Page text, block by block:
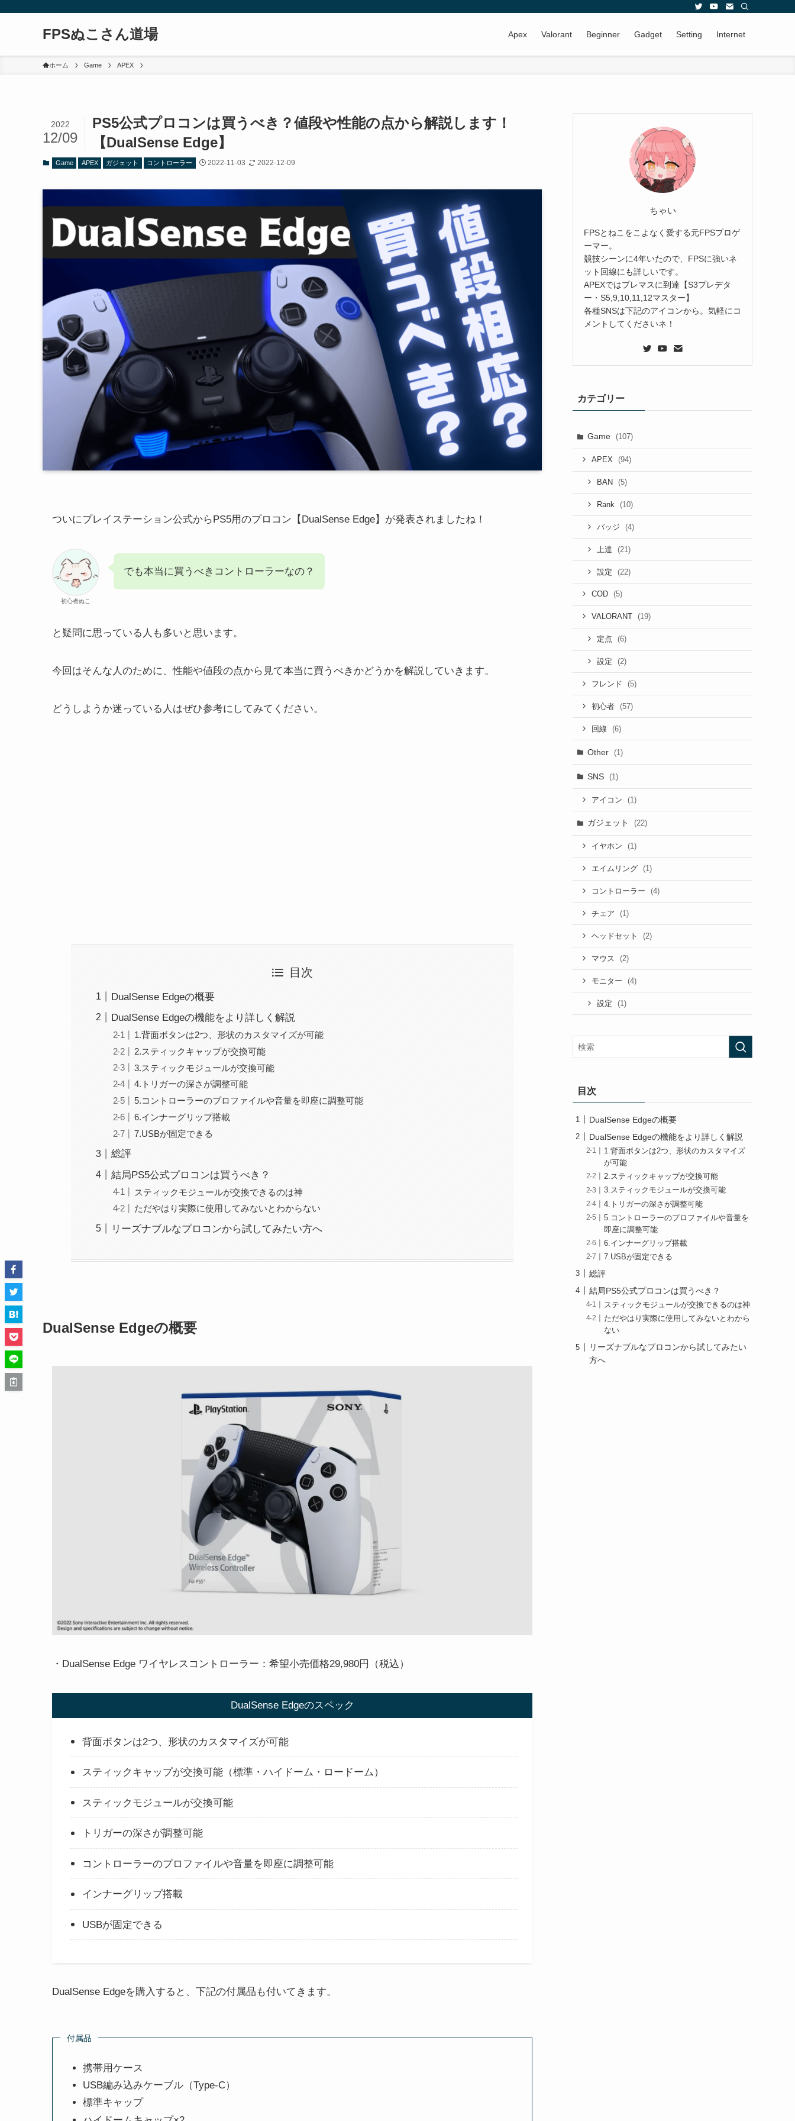
FPSぬこさん道場 Apex Valorant Beginner Gadget Setting Internet
ホーム Game APEX
PS5公式プロコンは買うべき？値段や性能の点から解説します！
【DualSense Edge】
2022
12/09
Game APEX ガジェット コントローラー 2022-11-03 2022-12-09
ついにプレイステーション公式からPS5用のプロコン【DualSense Edge】が発表されましたね！
初心者ぬこ
でも本当に買うべきコントローラーなの？
と疑問に思っている人も多いと思います。
今回はそんな人のために、性能や値段の点から見て本当に買うべきかどうかを解説していきます。
どうしようか迷っている人はぜひ参考にしてみてください。
目次
DualSense Edgeの概要
DualSense Edgeの機能をより詳しく解説
1.背面ボタンは2つ、形状のカスタマイズが可能
2.スティックキャップが交換可能
3.スティックモジュールが交換可能
4.トリガーの深さが調整可能
5.コントローラーのプロファイルや音量を即座に調整可能
6.インナーグリップ搭載
7.USBが固定できる
総評
結局PS5公式プロコンは買うべき？
スティックモジュールが交換できるのは神
ただやはり実際に使用してみないとわからない
リーズナブルなプロコンから試してみたい方へ
DualSense Edgeの概要
・DualSense Edge ワイヤレスコントローラー：希望小売価格29,980円（税込）
DualSense Edgeのスペック
背面ボタンは2つ、形状のカスタマイズが可能
スティックキャップが交換可能（標準・ハイドーム・ロードーム）
スティックモジュールが交換可能
トリガーの深さが調整可能
コントローラーのプロファイルや音量を即座に調整可能
インナーグリップ搭載
USBが固定できる
DualSense Edgeを購入すると、下記の付属品も付いてきます。
付属品
携帯用ケース
USB編み込みケーブル（Type-C）
標準キャップ
ちゃい
FPSとねこをこよなく愛する元FPSプロゲ
ーマー。
競技シーンに4年いたので、FPSに強いネ
ット回線にも詳しいです。
APEXではプレマスに到達【S3プレデタ
ー・S5,9,10,11,12マスター】
各種SNSは下記のアイコンから。気軽にコ
メントしてくださいネ！
カテゴリー
Game (107)
APEX (94)
BAN (5)
Rank (10)
バッジ (4)
上達 (21)
設定 (22)
COD (5)
VALORANT (19)
定点 (6)
設定 (2)
フレンド (5)
初心者 (57)
回線 (6)
Other (1)
SNS (1)
アイコン (1)
ガジェット (22)
イヤホン (1)
エイムリング (1)
コントローラー (4)
チェア (1)
ヘッドセット (2)
マウス (2)
モニター (4)
設定 (1)
目次
DualSense Edgeの概要
DualSense Edgeの機能をより詳しく解説
1.背面ボタンは2つ、形状のカスタマイズ
が可能
2.スティックキャップが交換可能
3.スティックモジュールが交換可能
4.トリガーの深さが調整可能
5.コントローラーのプロファイルや音量を
即座に調整可能
6.インナーグリップ搭載
7.USBが固定できる
総評
結局PS5公式プロコンは買うべき？
スティックモジュールが交換できるのは神
ただやはり実際に使用してみないとわから
ない
リーズナブルなプロコンから試してみたい
方へ